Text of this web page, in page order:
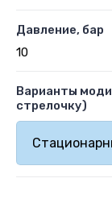
Давление, бар
10
Варианты
стрелочку)